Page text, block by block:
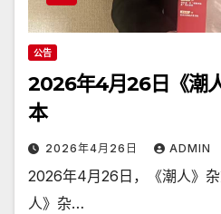
公告
2026年4月26日《潮
本
2026年4月26日 ADMIN
2026年4月26日，《潮人》
人》杂…